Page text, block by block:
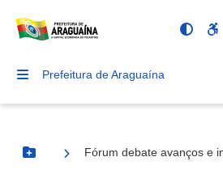
Prefeitura de Araguaína
Botão Menu
Fórum debate avanços e